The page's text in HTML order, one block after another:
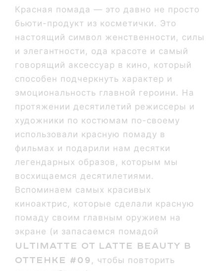
Красная помада — это давно не просто
бьюти-продукт из косметички. Это
настоящий символ женственности, силы
и элегантности, ода красоте и самый
говорящий аксессуар в кино, который
способен подчеркнуть характер и
эмоциональность главной героини. На
протяжении десятилетий режиссеры и
художники по костюмам по-своему
использовали красную помаду в
фильмах и подарили нам десятки
легендарных образов, которым мы
восхищаемся десятилетиями.
Вспоминаем самых красивых
киноактрис, которые сделали красную
помаду своим главным оружием на
экране (и запасаемся помадой
Ultimatte от Latte Beauty в
оттенке #09 , чтобы повторить